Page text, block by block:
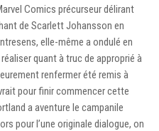
Comics précurseur délirant
de Scarlett Johansson en
elle-même a ondulé en
quant à truc de approprié à
renfermer été remis à
pour finir commencer cette
a aventure le campanile
pour l’une originale dialogue, on